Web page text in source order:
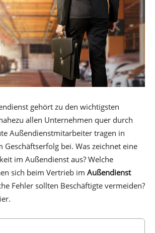
gehört zu den wichtigsten
allen Unternehmen quer durch
Außendienstmitarbeiter tragen in
Geschäftserfolg bei. Was zeichnet eine
im Außendienst aus? Welche
sich beim Vertrieb im Außendienst
Fehler sollten Beschäftigte vermeiden?